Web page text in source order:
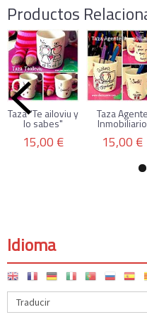
Idioma
Productos
Taza "Te ailoviu y
lo sabes"
15,00 €
Taza Agente
Inmobiliario
15,00 €